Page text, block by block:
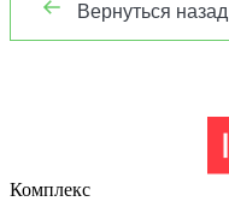
Вернуться назад
Комплекс